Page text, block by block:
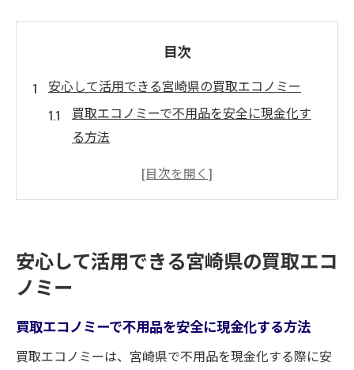
目次
安心して活用できる宮崎県の買取エコノミー
買取エコノミーで不用品を安全に現金化す
る方法
宮崎県で買取を安心して始めるためのポイ
プラントエコノミー買取の評判と選び方の
地域密着型買取サービスで納得現金化実現
へ
信頼性と満足度重視の買取術を解説
安心して活用できる宮崎県の買取エコ
ノミー
買取エコノミーで不用品を安全に現金化する方法
買取エコノミーは、宮崎県で不用品を現金化する際に安